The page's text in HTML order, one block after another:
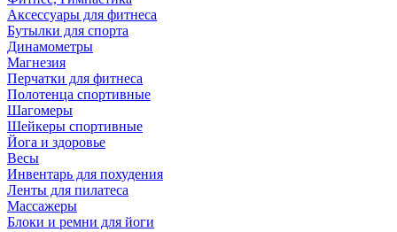
Аксессуары для фитнеса
Бутылки для спорта
Динамометры
Магнезия
Перчатки для фитнеса
Полотенца спортивные
Шагомеры
Шейкеры спортивные
Йога и здоровье
Весы
Инвентарь для похудения
Ленты для пилатеса
Массажеры
Блоки и ремни для йоги